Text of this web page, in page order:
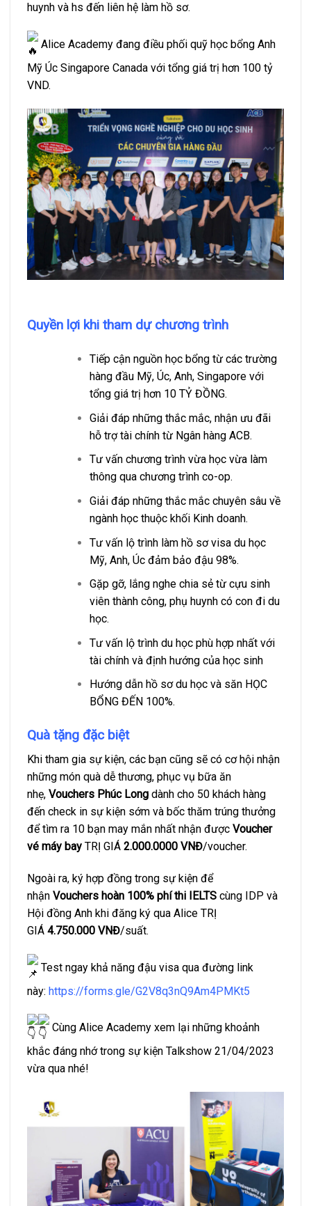
huynh và hs đến liên hệ làm hồ sơ.
Alice Academy đang điều phối quỹ học bổng Anh
Mỹ Úc Singapore Canada với tổng giá trị hơn 100 tỷ
VND.
Quyền lợi khi tham dự chương trình
Tiếp cận nguồn học bổng từ các trường
hàng đầu Mỹ, Úc, Anh, Singapore với
tổng giá trị hơn 10 TỶ ĐỒNG.
Giải đáp những thắc mắc, nhận ưu đãi
hỗ trợ tài chính từ Ngân hàng ACB.
Tư vấn chương trình vừa học vừa làm
thông qua chương trình co-op.
Giải đáp những thắc mắc chuyên sâu về
ngành học thuộc khối Kinh doanh.
Tư vấn lộ trình làm hồ sơ visa du học
Mỹ, Anh, Úc đảm bảo đậu 98%.
Gặp gỡ, lắng nghe chia sẻ từ cựu sinh
viên thành công, phụ huynh có con đi du
học.
Tư vấn lộ trình du học phù hợp nhất với
tài chính và định hướng của học sinh
Hướng dẫn hồ sơ du học và săn HỌC
BỔNG ĐẾN 100%.
Quà tặng đặc biệt
Khi tham gia sự kiện, các bạn cũng sẽ có cơ hội nhận
những món quà dễ thương, phục vụ bữa ăn
nhẹ, Vouchers Phúc Long dành cho 50 khách hàng
đến check in sự kiện sớm và bốc thăm trúng thưởng
để tìm ra 10 bạn may mắn nhất nhận được Voucher
vé máy bay TRỊ GIÁ 2.000.0000 VNĐ/voucher.
Ngoài ra, ký hợp đồng trong sự kiện để
nhận Vouchers hoàn 100% phí thi IELTS cùng IDP và
Hội đồng Anh khi đăng ký qua Alice TRỊ
GIÁ 4.750.000 VNĐ/suất.
Test ngay khả năng đậu visa qua đường link
này: https://forms.gle/G2V8q3nQ9Am4PMKt5
Cùng Alice Academy xem lại những khoảnh
khắc đáng nhớ trong sự kiện Talkshow 21/04/2023
vừa qua nhé!